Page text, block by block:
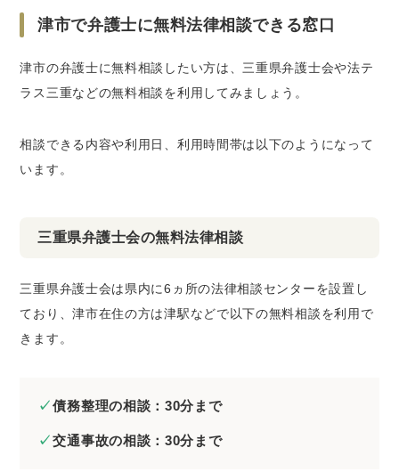
津市で弁護士に無料法律相談できる窓口
津市の弁護士に無料相談したい方は、三重県弁護士会や法テ
ラス三重などの無料相談を利用してみましょう。
相談できる内容や利用日、利用時間帯は以下のようになって
います。
三重県弁護士会の無料法律相談
三重県弁護士会は県内に6ヵ所の法律相談センターを設置し
ており、津市在住の方は津駅などで以下の無料相談を利用で
きます。
債務整理の相談：30分まで
交通事故の相談：30分まで